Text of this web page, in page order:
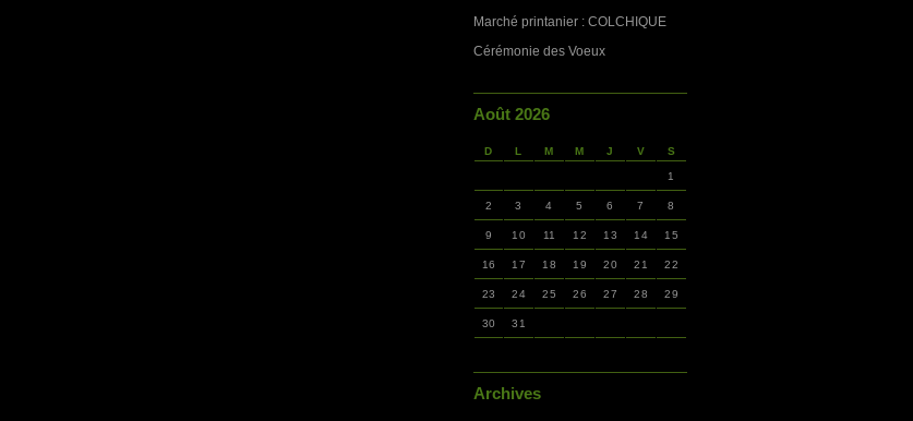
Marché printanier : COLCHIQUE
Cérémonie des Voeux
Août 2026
D L M M J V S
1
2 3 4 5 6 7 8
9 10 11 12 13 14 15
16 17 18 19 20 21 22
23 24 25 26 27 28 29
30 31
Archives